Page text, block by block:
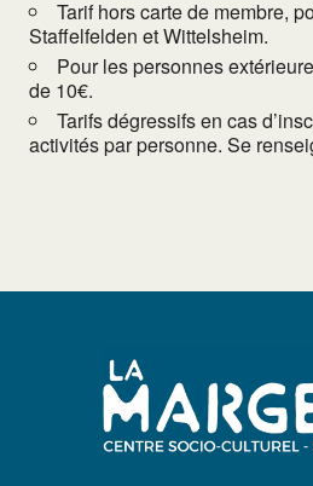
Tarif hors carte de membre,
Staffelfelden et Wittelsheim.
Pour les personnes
de 10€.
Tarifs dégressifs en cas
activités par personne. Se